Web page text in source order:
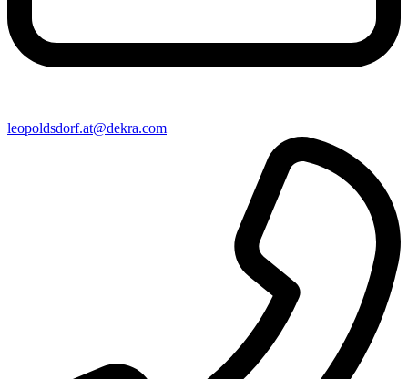
leopoldsdorf​.at@​dekra.com